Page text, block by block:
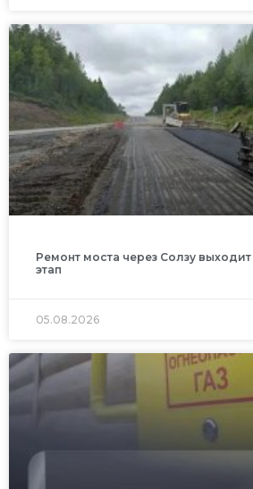
Ремонт моста через Солзу
этап
05.08.2026